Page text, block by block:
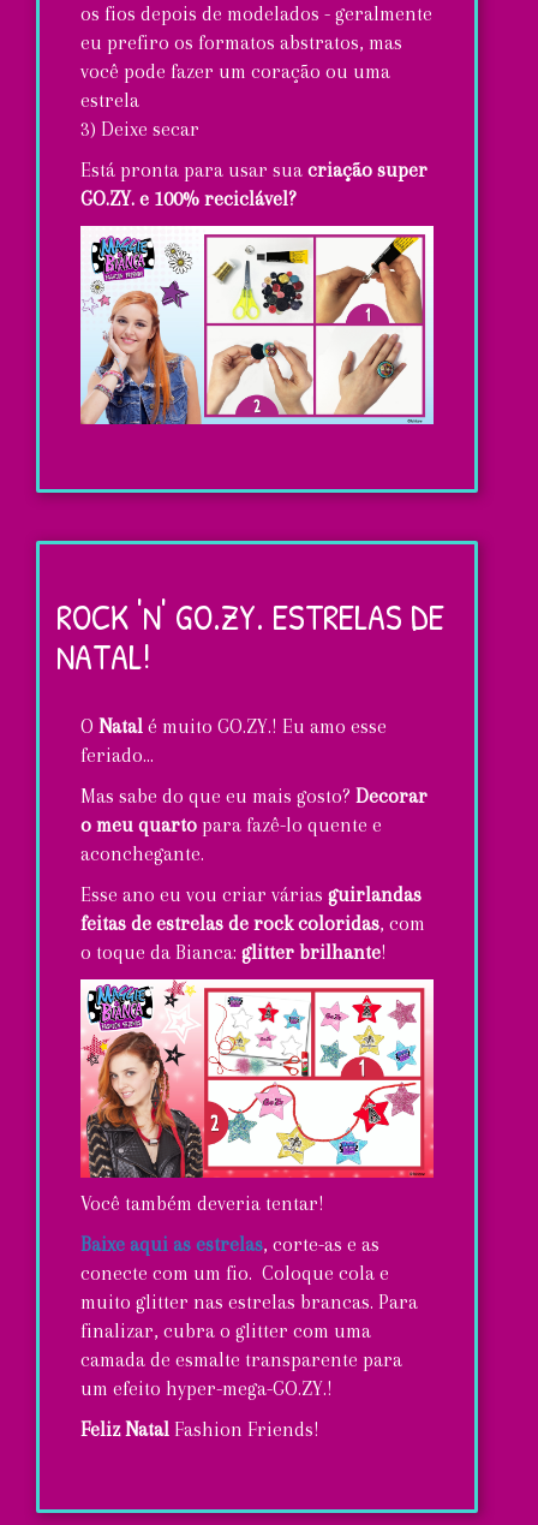
os fios depois de modelados - geralmente
eu prefiro os formatos abstratos, mas
você pode fazer um coração ou uma
estrela
3) Deixe secar
Está pronta para usar sua criação super
GO.ZY. e 100% reciclável?
artesanais...
Super
GO.ZY.!
ROCK 'N' GO.ZY. ESTRELAS DE
NATAL!
O Natal é muito GO.ZY.! Eu amo esse
feriado...
Mas sabe do que eu mais gosto? Decorar
o meu quarto para fazê-lo quente e
aconchegante.
Esse ano eu vou criar várias guirlandas
feitas de estrelas de rock coloridas, com
o toque da Bianca: glitter brilhante!
Você também deveria tentar!
Baixe aqui as estrelas, corte-as e as
conecte com um fio. Coloque cola e
muito glitter nas estrelas brancas. Para
finalizar, cubra o glitter com uma
camada de esmalte transparente para
um efeito hyper-mega-GO.ZY.!
Feliz Natal Fashion Friends!